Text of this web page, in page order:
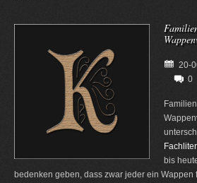
20-
0
bis
bedenken geben, dass zwar jeder ein Wappen